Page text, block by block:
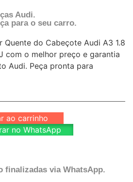
Audi.
para o seu carro.
Quente do Cabeçote Audi A3 1.8
com o melhor preço e garantia
Audi. Peça pronta para
ao carrinho
no WhatsApp
finalizadas via WhatsApp.